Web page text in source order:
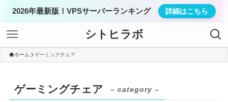
2026年最新版！VPSサーバーランキング 詳細はこちら
シトヒラボ
ホーム ゲーミングチェア
ゲーミングチェア – category –